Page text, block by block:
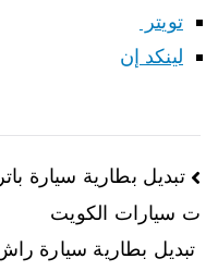
تويتر
لينكد إن
تصفّح
المقالات
ت سيارات الكويت